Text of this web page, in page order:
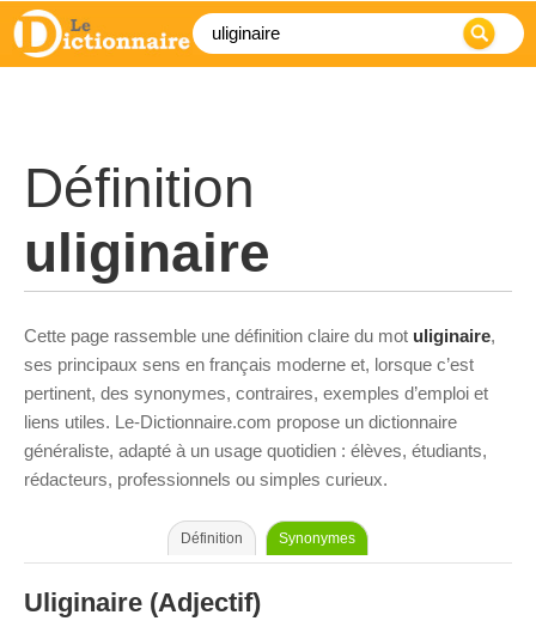
Définition
uliginaire
Cette page rassemble une définition claire du mot uliginaire,
ses principaux sens en français moderne et, lorsque c’est
pertinent, des synonymes, contraires, exemples d’emploi et
liens utiles. Le-Dictionnaire.com propose un dictionnaire
généraliste, adapté à un usage quotidien : élèves, étudiants,
rédacteurs, professionnels ou simples curieux.
Définition Synonymes
Uliginaire (Adjectif)